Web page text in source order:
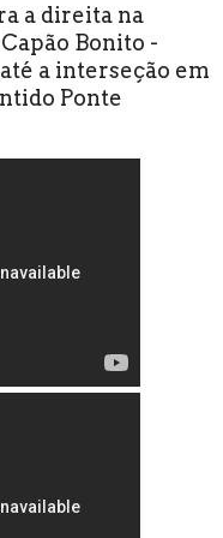
a direita na
Bonito -
a interseção em
Ponte